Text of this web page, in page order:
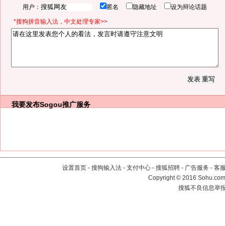
用户： 匿名 隐藏地址 设为辩论话题
*搜狗拼音输入法，中文处理专家>>
我要发布Sogou推广服务
设置首页 - 搜狗输入法 - 支付中心 - 搜狐招聘 - 广告服务 - 客
Copyright©2016
搜狐不良信息举